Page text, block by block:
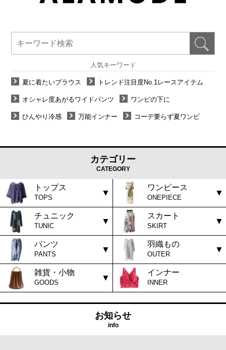
人気キーワード
夏に着たいブラウス トレンド注目度No.1レースアイテム
オシャレ度あがるワイドパンツ ワンピの下に
ひんやり冷感 万能インナー コーデ要らず夏ワンピ
カテゴリー
CATEGORY
トップス
TOPS
ワンピース
ONEPIECE
チュニック
TUNIC
スカート
SKIRT
パンツ
PANTS
羽織もの
OUTER
雑貨・小物
GOODS
インナー
INNER
お知らせ
info